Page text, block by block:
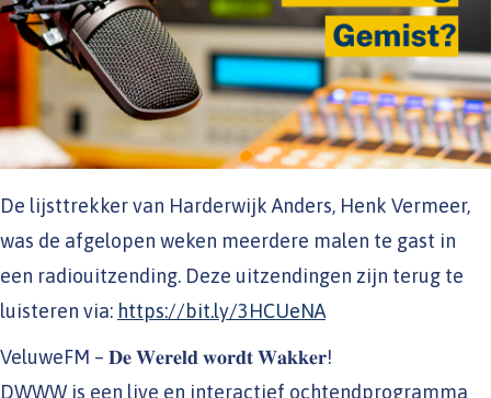
De lijsttrekker van Harderwijk Anders, Henk Vermeer,
was de afgelopen weken meerdere malen te gast in
een radiouitzending. Deze uitzendingen zijn terug te
luisteren via: https://bit.ly/3HCUeNA
VeluweFM – 𝐃𝐞 𝐖𝐞𝐫𝐞𝐥𝐝 𝐰𝐨𝐫𝐝𝐭 𝐖𝐚𝐤𝐤𝐞𝐫!
DWWW is een live en interactief ochtendprogramma